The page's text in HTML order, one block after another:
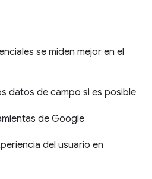
se miden mejor en el
datos de campo si es posible
de Google
del usuario en